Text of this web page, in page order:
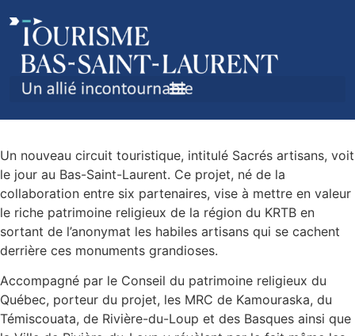
NOUVEAU CIRCUIT DE
DÉCOUVERTE D’ÉGLISES
Un nouveau circuit touristique, intitulé Sacrés artisans, voit
le jour au Bas-Saint-Laurent. Ce projet, né de la
collaboration entre six partenaires, vise à mettre en valeur
le riche patrimoine religieux de la région du KRTB en
sortant de l’anonymat les habiles artisans qui se cachent
derrière ces monuments grandioses.
Accompagné par le Conseil du patrimoine religieux du
Québec, porteur du projet, les MRC de Kamouraska, du
Témiscouata, de Rivière-du-Loup et des Basques ainsi que